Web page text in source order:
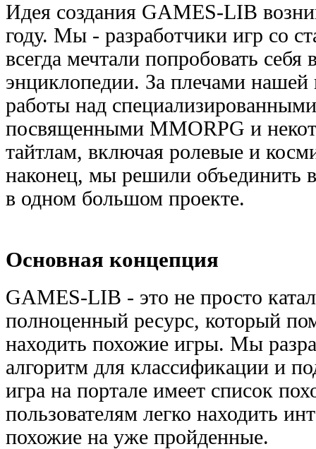
Идея создания GAMES-LIB
году. Мы - разработчики игр со
всегда мечтали попробовать себя
энциклопедии. За плечами
работы над
посвященными MMORPG и
тайтлам, включая ролевые и
наконец, мы решили объединить
в одном большом проекте.
Основная концепция
GAMES-LIB - это не просто
полноценный ресурс, который
находить похожие игры. Мы
алгоритм для классификации и
игра на портале имеет список
пользователям легко находить
похожие на уже пройденные.